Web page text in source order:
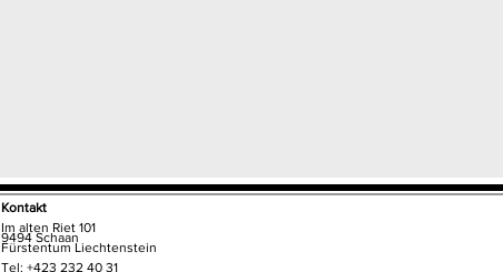
Kontakt
Im alten Riet 101
9494 Schaan
Fürstentum Liechtenstein
Tel: +423 232 40 31